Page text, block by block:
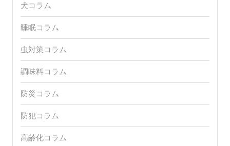
犬コラム
睡眠コラム
虫対策コラム
調味料コラム
防災コラム
防犯コラム
高齢化コラム